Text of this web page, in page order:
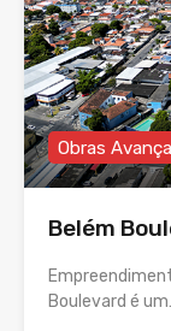
Obras
Belém
Boulevard é